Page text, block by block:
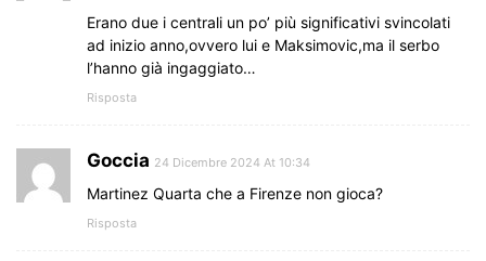
Erano due i centrali un po’ più significativi svincolati
ad inizio anno,ovvero lui e Maksimovic,ma il serbo
l’hanno già ingaggiato…
Risposta
Goccia 24 Dicembre 2024 At 10:34
Martinez Quarta che a Firenze non gioca?
Risposta